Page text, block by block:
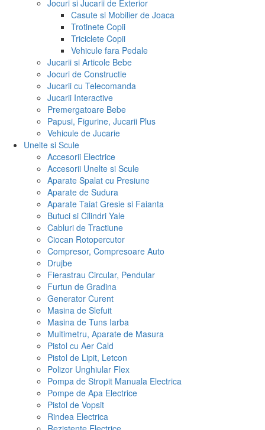
Jocuri si Jucarii de Exterior
Casute si Mobilier de Joaca
Trotinete Copii
Triciclete Copii
Vehicule fara Pedale
Jucarii si Articole Bebe
Jocuri de Constructie
Jucarii cu Telecomanda
Jucarii Interactive
Premergatoare Bebe
Papusi, Figurine, Jucarii Plus
Vehicule de Jucarie
Unelte si Scule
Accesorii Electrice
Accesorii Unelte si Scule
Aparate Spalat cu Presiune
Aparate de Sudura
Aparate Taiat Gresie si Faianta
Butuci si Cilindri Yale
Cabluri de Tractiune
Ciocan Rotopercutor
Compresor, Compresoare Auto
Drujbe
Fierastrau Circular, Pendular
Furtun de Gradina
Generator Curent
Masina de Slefuit
Masina de Tuns Iarba
Multimetru, Aparate de Masura
Pistol cu Aer Cald
Pistol de Lipit, Letcon
Polizor Unghiular Flex
Pompa de Stropit Manuala Electrica
Pompe de Apa Electrice
Pistol de Vopsit
Rindea Electrica